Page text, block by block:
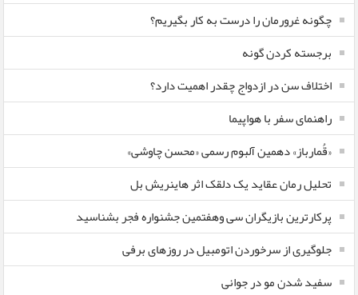
چگونه غرورمان را درست به کار بگیریم؟
برجسته کردن گونه
اختلاف سن در ازدواج چقدر اهمیت دارد؟
راهنمای سفر با هواپیما
«قُمارباز» دهمین آلبوم رسمی «محسن چاوشی»
تحلیل رمان عقاید یک دلقک اثر هاینریش بل
پرکارترین بازیگران سی وهفتمین جشنواره فجر بشناسید
جلوگیری از سرخوردن اتومبیل در روزهای برفی
سفید شدن مو در جوانی